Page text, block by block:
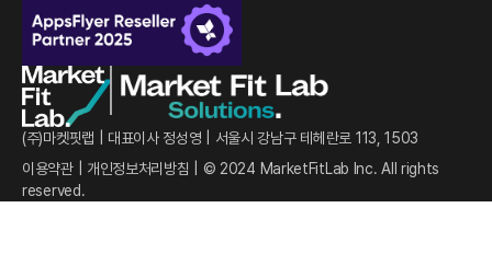
(주)마켓핏랩 | 대표이사 정성영 | 서울시 강남구 테헤란로 113, 1503
이용약관| 개인정보처리방침 | © 2024 MarketFitLab Inc. All rights
reserved.